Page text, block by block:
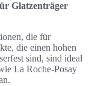
Glatzenträger
die für
die einen hohen
sind, sind ideal
La Roche-Posay